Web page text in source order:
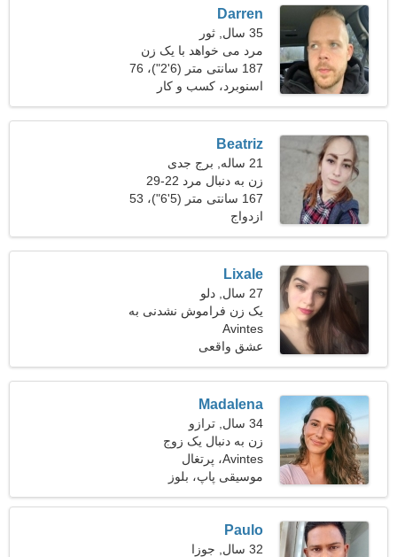
Darren
35 سال, ثور
مرد می خواهد با یک زن
ملاقات کند
187 سانتی متر (6'2")، 76
کیلوگرم (167 پوند)
اسنوبرد، کسب و کار
Beatriz
21 ساله, برج جدی
زن به دنبال مرد 22-29
167 سانتی متر (5'6")، 53
کیلوگرم (116 پوند)
ازدواج
Lixale
27 سال, دلو
یک زن فراموش نشدنی به
دنبال رابطه است
Avintes
عشق واقعی
Madalena
34 سال, ترازو
زن به دنبال یک زوج
Avintes، پرتغال
موسیقی پاپ، بلوز
Paulo
32 سال, جوزا